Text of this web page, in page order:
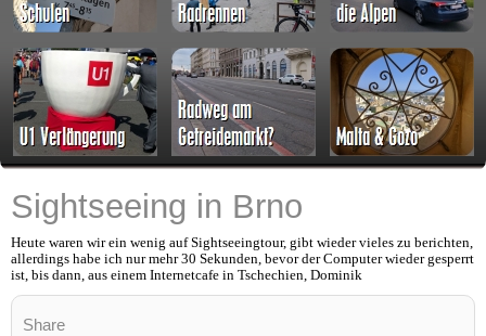
Sightseeing in Brno
Heute waren wir ein wenig auf Sightseeingtour, gibt wieder vieles zu berichten,
allerdings habe ich nur mehr 30 Sekunden, bevor der Computer wieder gesperrt
ist, bis dann, aus einem Internetcafe in Tschechien, Dominik
Share